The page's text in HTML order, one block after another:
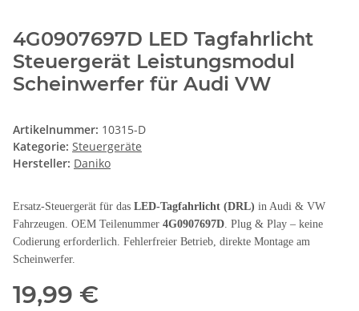
4G0907697D LED Tagfahrlicht
Steuergerät Leistungsmodul
Scheinwerfer für Audi VW
Artikelnummer: 10315-D
Kategorie: Steuergeräte
Hersteller: Daniko
Ersatz-Steuergerät für das LED-Tagfahrlicht (DRL) in Audi & VW
Fahrzeugen. OEM Teilenummer 4G0907697D. Plug & Play – keine
Codierung erforderlich. Fehlerfreier Betrieb, direkte Montage am
Scheinwerfer.
19,99 €